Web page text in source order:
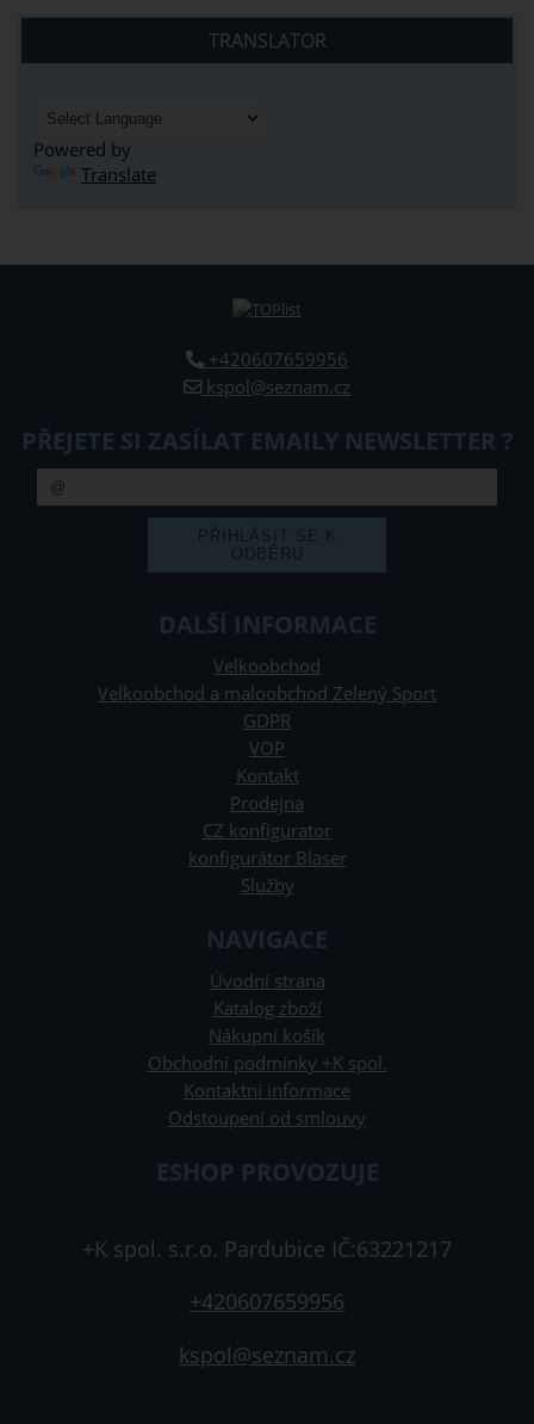
TRANSLATOR
Powered by
Translate
+420607659956
kspol@seznam.cz
PŘEJETE SI ZASÍLAT EMAILY NEWSLETTER ?
DALŠÍ INFORMACE
Velkoobchod
Velkoobchod a maloobchod Zelený Sport
GDPR
VOP
Kontakt
Prodejna
CZ konfigurator
konfigurátor Blaser
Služby
NAVIGACE
Úvodní strana
Katalog zboží
Nákupní košík
Obchodní podmínky +K spol.
Kontaktní informace
Odstoupení od smlouvy
ESHOP PROVOZUJE
+K spol. s.r.o. Pardubice IČ:63221217
+420607659956
kspol@seznam.cz